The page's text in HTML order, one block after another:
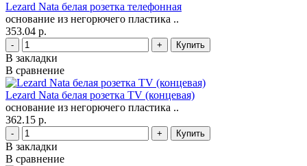
Lezard Nata белая розетка телефонная
основание из негорючего пластика ..
353.04 р.
- +
В закладки
В сравнение
Lezard Nata белая розетка TV (концевая)
основание из негорючего пластика ..
362.15 р.
- +
В закладки
В сравнение